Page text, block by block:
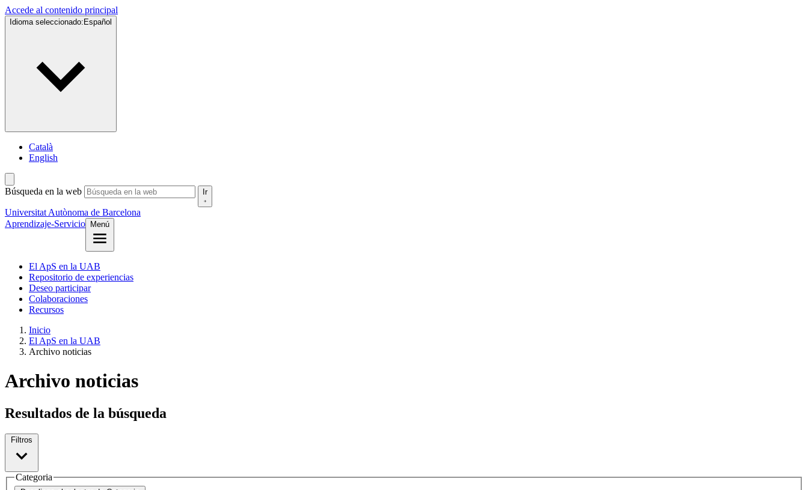
Accede al contenido principal
Idioma seleccionado: Español
Català
English
Búsqueda en la web Ir
Universitat Autònoma de Barcelona
Aprendizaje-Servicio
Menú
El ApS en la UAB
Repositorio de experiencias
Deseo participar
Colaboraciones
Recursos
Inicio
El ApS en la UAB
Archivo noticias
Archivo noticias
Resultados de la búsqueda
Filtros
Categoria